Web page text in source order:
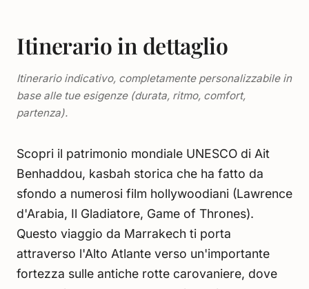
Itinerario in dettaglio
Itinerario indicativo, completamente personalizzabile in
base alle tue esigenze (durata, ritmo, comfort,
partenza).
Scopri il patrimonio mondiale UNESCO di Ait
Benhaddou, kasbah storica che ha fatto da
sfondo a numerosi film hollywoodiani (Lawrence
d'Arabia, Il Gladiatore, Game of Thrones).
Questo viaggio da Marrakech ti porta
attraverso l'Alto Atlante verso un'importante
fortezza sulle antiche rotte carovaniere, dove